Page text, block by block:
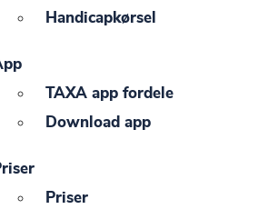
Handicapkørsel
TAXA app fordele
Download app
Priser